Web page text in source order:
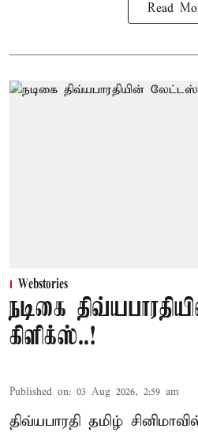
Read
Webstories
நடிகை
கிளிக்ஸ்..!
Published on: 03 Aug 2026, 2:59 am
திவ்யபாரதி தமிழ்